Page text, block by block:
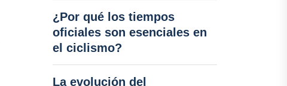
¿Por qué los tiempos
oficiales son esenciales en
el ciclismo?
La evolución del